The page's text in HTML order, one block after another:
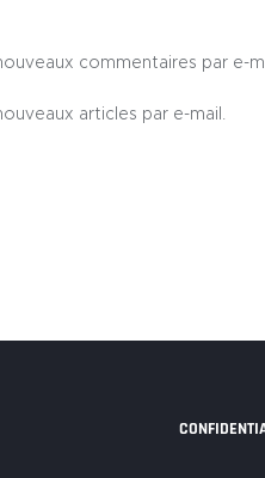
commentaires par e-
articles par e-mail.